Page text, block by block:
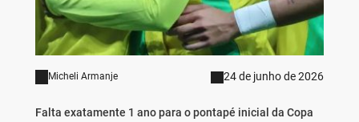
Micheli Armanje 24 de junho de 2026
Falta exatamente 1 ano para o pontapé inicial da Copa